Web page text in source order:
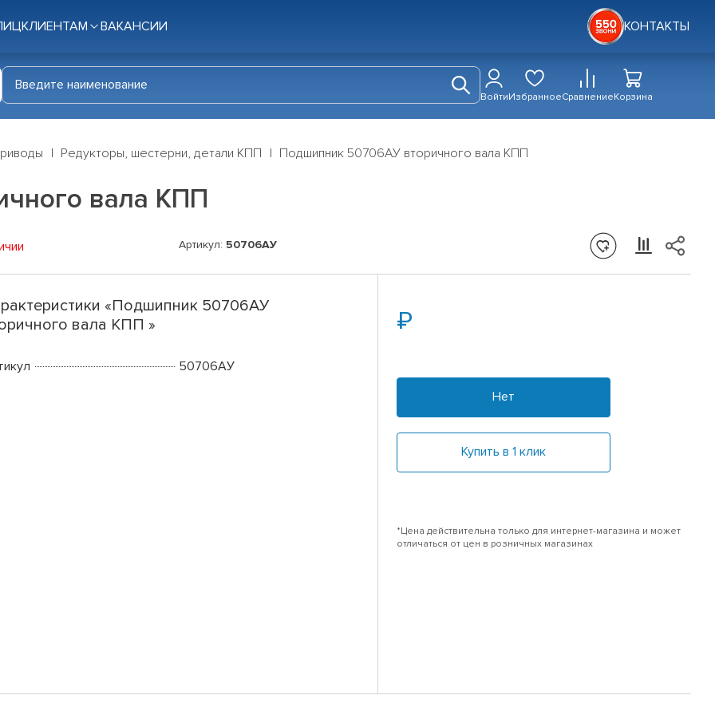
КЛИЕНТАМ ВАКАНСИИ КОНТАКТЫ
ВойтиИзбранноеСравнениеКорзина
Редукторы, шестерни, детали КПП Подшипник 50706АУ вторичного вала КПП
вала КПП
Артикул: 50706АУ
«Подшипник 50706АУ
вала КПП »
50706АУ
Нет
Купить в 1 клик
*Цена действительна только для интернет-магазина и может
отличаться от цен в розничных магазинах